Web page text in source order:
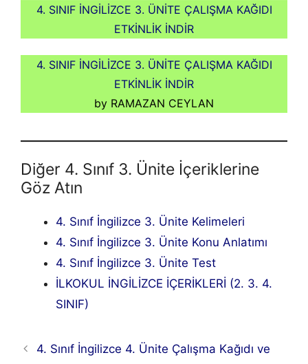
4. SINIF İNGİLİZCE 3. ÜNİTE ÇALIŞMA KAĞIDI
ETKİNLİK İNDİR
4. SINIF İNGİLİZCE 3. ÜNİTE ÇALIŞMA KAĞIDI
ETKİNLİK İNDİR
by RAMAZAN CEYLAN
Diğer 4. Sınıf 3. Ünite İçeriklerine
Göz Atın
4. Sınıf İngilizce 3. Ünite Kelimeleri
4. Sınıf İngilizce 3. Ünite Konu Anlatımı
4. Sınıf İngilizce 3. Ünite Test
İLKOKUL İNGİLİZCE İÇERİKLERİ (2. 3. 4.
SINIF)
4. Sınıf İngilizce 4. Ünite Çalışma Kağıdı ve